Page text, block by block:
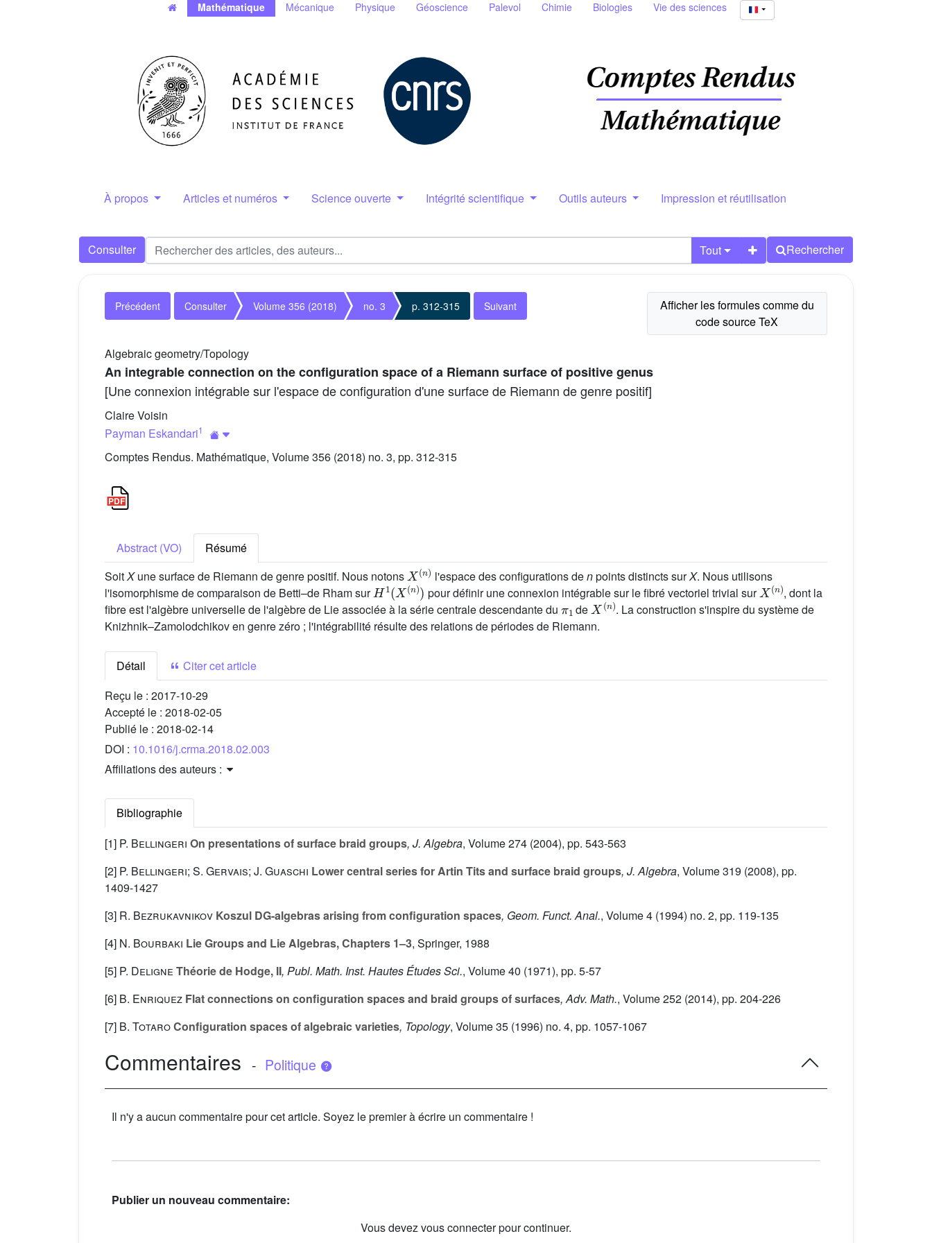
Mathématique Mécanique Physique Géoscience Palevol Chimie Biologies Vie des sciences
À propos Articles et numéros Science ouverte Intégrité scientifique Outils auteurs Impression et réutilisation
Consulter Tout Rechercher
Précédent Consulter Volume 356 (2018) no. 3 p. 312-315 Suivant
Algebraic geometry/Topology
An integrable connection on the configuration space of a Riemann surface of positive genus
[Une connexion intégrable sur l'espace de configuration d'une surface de Riemann de genre positif]
Claire Voisin
Payman Eskandari1
Comptes Rendus. Mathématique, Volume 356 (2018) no. 3, pp. 312-315
Abstract (VO)
Résumé
SoitXune surface de Riemann de genre positif. Nous notons
X(n)
l'espace des configurations denpoints distincts surX. Nous utilisons
l'isomorphisme de comparaison de Betti–de Rham sur
H1(X(n))
pour définir une connexion intégrable sur le fibré vectoriel trivial sur
X(n )
, dont la
fibre est l'algèbre universelle de l'algèbre de Lie associée à la série centrale descendante du
π1
de
X(n)
. La construction s'inspire du système de
Knizhnik–Zamolodchikov en genre zéro ; l'intégrabilité résulte des relations de périodes de Riemann.
Détail
Citer cet article
Reçu le : 2017-10-29
Accepté le : 2018-02-05
Publié le : 2018-02-14
DOI : 10.1016/j.crma.2018.02.003
Affiliations des auteurs :
Bibliographie
[1] P. Bellingeri On presentations of surface braid groups, J. Algebra, Volume 274 (2004), pp. 543-563
[2] P. Bellingeri; S. Gervais; J. Guaschi Lower central series for Artin Tits and surface braid groups, J. Algebra, Volume 319 (2008), pp.
1409-1427
[3] R. Bezrukavnikov Koszul DG-algebras arising from configuration spaces, Geom. Funct. Anal., Volume 4 (1994) no. 2, pp. 119-135
[4] N. Bourbaki Lie Groups and Lie Algebras, Chapters 1–3, Springer, 1988
[5] P. Deligne Théorie de Hodge, II, Publ. Math. Inst. Hautes Études Sci., Volume 40 (1971), pp. 5-57
[6] B. Enriquez Flat connections on configuration spaces and braid groups of surfaces, Adv. Math., Volume 252 (2014), pp. 204-226
[7] B. TotaroConfiguration spaces of algebraic varieties, Topology, Volume 35 (1996) no. 4, pp. 1057-1067
Commentaires - Politique
Il n'y a aucun commentaire pour cet article. Soyez le premier à écrire un commentaire !
Publier un nouveau commentaire:
Vous devez vous connecter pour continuer.